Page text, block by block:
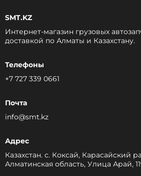
SMT.KZ
Интернет-магазин грузовых
доставкой по Алматы и Казахстану.
Телефоны
+7 727 339 0661
Почта
info@smt.kz
Адрес
Казахстан. с. Коксай, Карасайский
Алматинская область, Улица Арай,